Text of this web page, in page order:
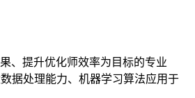
、提升优化师效率为目标的专业
据处理能力、机器学习算法应用于